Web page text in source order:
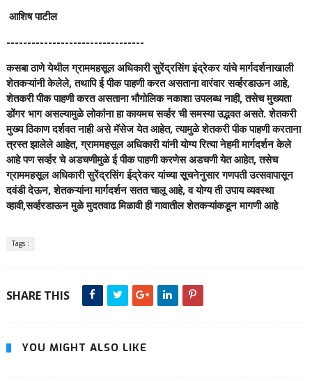
आशिष पाटील
---------------------------------
कसबा ठाणे येथील ग्राममहसूल अधिकारी सुरेंद्रसिंग इंद्रेकर यांचे मार्गदर्शनाखाली
शेतकऱ्यांनी केलेले, तथापि ई पीक पाहणी करत असताना वारंवार सर्व्हरडाऊन आहे,
शेतकरी पीक पाहणी करत असताना भौगोलिक नकाशा उपलब्ध नाही, तसेच मुख्यता
डोंगर भाग असल्यामुळे लोकांना हा कायमच सर्व्हर ची समस्या उद्भवत असते. शेतकरी
मुख्य ठिकाण दर्शवत नाही असे मॅसेज येत आहेत, त्यामुळे शेतकरी पीक पाहणी करताना
त्रस्त झालेले आहेत, ग्राममहसूल अधिकारी यांनी योग्य रित्या नेहमी मार्गदर्शन केले
आहे पण सर्व्हर चे अडचणीमुळे ई पीक पाहणी करणेस अडचणी येत आहेत, तसेच
ग्राममहसूल अधिकारी सुरेंद्रसिंग ईद्रेकर यांच्या सूचनेनुसार गणपती उत्सवापासून
दवंडी देऊन, शेतकऱ्यांना मार्गदर्शन सतत चालू आहे, व योग्य ती उपाय व्यवस्था
व्हावी,सर्व्हरडाऊन मुळे मुदतवाढ मिळावी ही गावातील शेतकऱ्यांकडून मागणी आहे.
Tags :
SHARE THIS
YOU MIGHT ALSO LIKE